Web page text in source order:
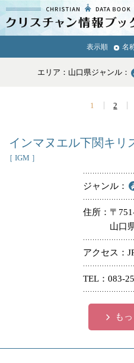
情報ブックとは
表示順 名
エリア：山口県ジャンル：
1 2
インマヌエル下関キリ
［ IGM ］
ジャンル
住所
〒
山口
アクセス
TEL 083-
も